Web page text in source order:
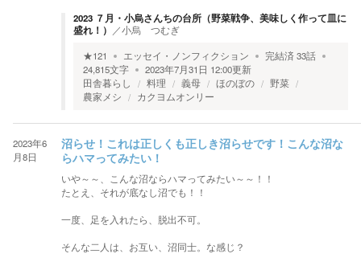
2023 ７月・小烏さんちの台所（野菜戦争、美味しく作って皿に
盛れ！）
／小烏 つむぎ
★121 エッセイ・ノンフィクション 完結済33話
24,815文字 2023年7月31日 12:00更新
田舎暮らし
料理 義母 ほのぼの
野菜
農家メシ
カクヨムオンリー
2023年6
月8日
沼らせ！これは正しくも正しき沼らせです！こんな沼な
らハマってみたい！
いや～～、こんな沼ならハマってみたい～～！！
たとえ、それが底なし沼でも！！
一度、足を入れたら、脱出不可。
そんな二人は、お互い、沼同士。な感じ？